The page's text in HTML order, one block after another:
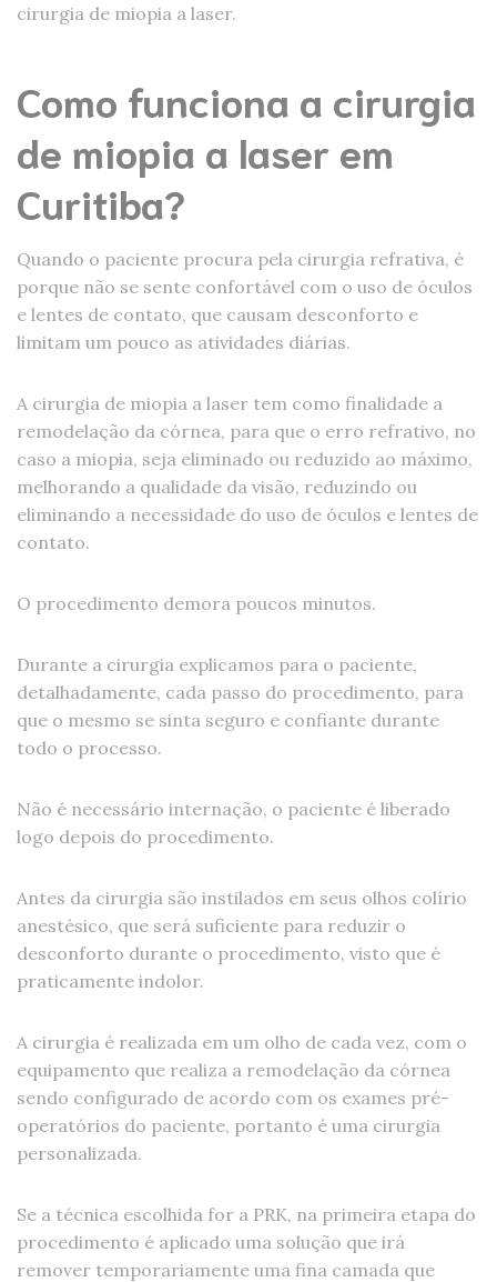
cirurgia de miopia a laser.
Como funciona a cirurgia
de miopia a laser em
Curitiba?
Quando o paciente procura pela cirurgia refrativa, é
porque não se sente confortável com o uso de óculos
e lentes de contato, que causam desconforto e
limitam um pouco as atividades diárias.
A cirurgia de miopia a laser tem como finalidade a
remodelação da córnea, para que o erro refrativo, no
caso a miopia, seja eliminado ou reduzido ao máximo,
melhorando a qualidade da visão, reduzindo ou
eliminando a necessidade do uso de óculos e lentes de
contato.
O procedimento demora poucos minutos.
Durante a cirurgia explicamos para o paciente,
detalhadamente, cada passo do procedimento, para
que o mesmo se sinta seguro e confiante durante
todo o processo.
Não é necessário internação, o paciente é liberado
logo depois do procedimento.
Antes da cirurgia são instilados em seus olhos colírio
anestésico, que será suficiente para reduzir o
desconforto durante o procedimento, visto que é
praticamente indolor.
A cirurgia é realizada em um olho de cada vez, com o
equipamento que realiza a remodelação da córnea
sendo configurado de acordo com os exames pré-
operatórios do paciente, portanto é uma cirurgia
personalizada.
Se a técnica escolhida for a PRK, na primeira etapa do
procedimento é aplicado uma solução que irá
remover temporariamente uma fina camada que